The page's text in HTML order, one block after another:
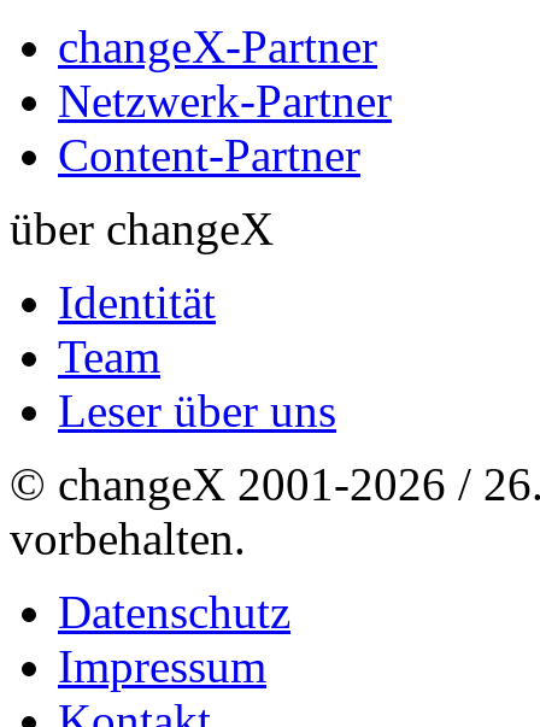
changeX-Partner
Netzwerk-Partner
Content-Partner
über changeX
Identität
Team
Leser über uns
© changeX 2001-2026 /
vorbehalten.
Datenschutz
Impressum